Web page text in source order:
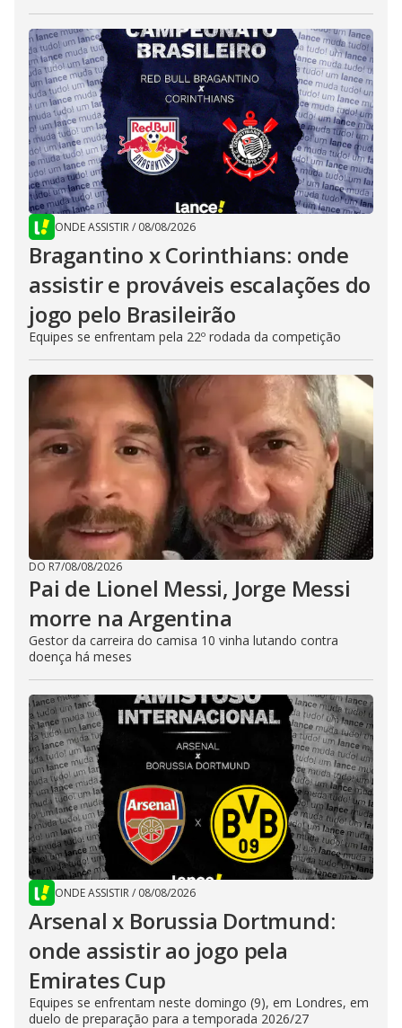
ONDE ASSISTIR/ 08/08/2026
Bragantino x Corinthians: onde
assistir e prováveis escalações do
jogo pelo Brasileirão
Equipes se enfrentam pela 22º rodada da competição
DO R7/08/08/2026
Pai de Lionel Messi, Jorge Messi
morre na Argentina
Gestor da carreira do camisa 10 vinha lutando contra
doença há meses
ONDE ASSISTIR/ 08/08/2026
Arsenal x Borussia Dortmund:
onde assistir ao jogo pela
Emirates Cup
Equipes se enfrentam neste domingo (9), em Londres, em
duelo de preparação para a temporada 2026/27